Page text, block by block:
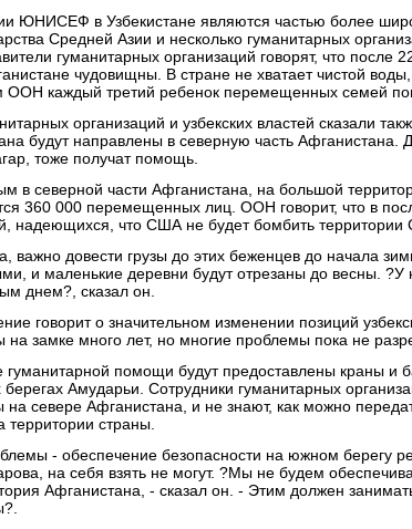
ЮНИСЕФ в Узбекистане являются частью более
Средней Азии и несколько гуманитарных
гуманитарных организаций говорят, что после
чудовищны. В стране не хватает чистой
ООН каждый третий ребенок перемещенных семей
организаций и узбекских властей сказали
будут направлены в северную часть Афганистана.
тоже получат помощь.
в северной части Афганистана, на большой
360 000 перемещенных лиц. ООН говорит, что в
надеющихся, что США не будет бомбить территории
важно довести грузы до этих беженцев до начала
и маленькие деревни будут отрезаны до весны.
днем?, сказал он.
говорит о значительном изменении позиций
на замке много лет, но многие проблемы пока не
гуманитарной помощи будут предоставлены краны и
Амударьи. Сотрудники гуманитарных
на севере Афганистана, и не знают, как можно
страны.
- обеспечение безопасности на южном берегу
на себя взять не могут. ?Мы не будем
Афганистана, - сказал он. - Этим должен